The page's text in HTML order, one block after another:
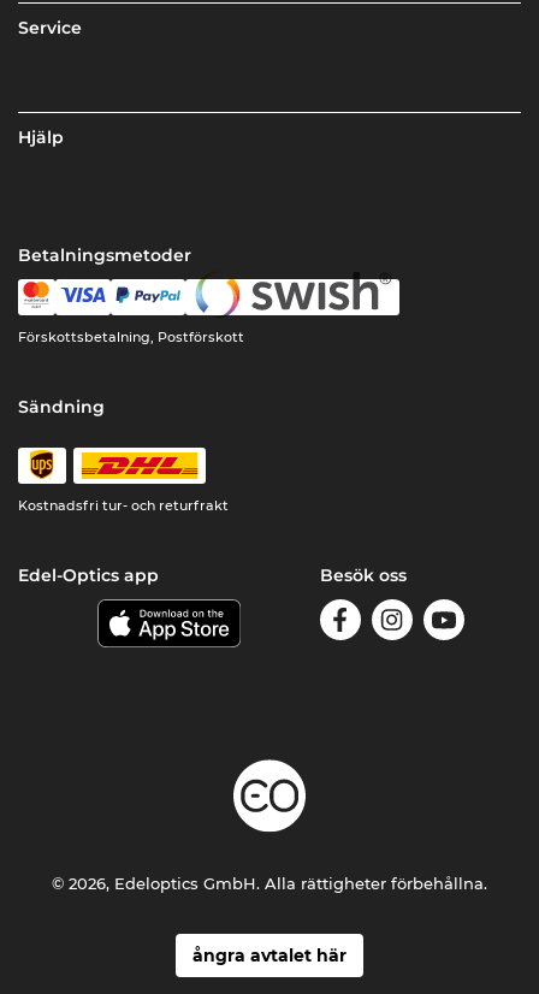
Service
Hjälp
Betalningsmetoder
Förskottsbetalning, Postförskott
Sändning
Kostnadsfri tur- och returfrakt
Edel-Optics app Besök oss
ångra avtalet här
© 2026, Edeloptics GmbH. Alla rättigheter förbehållna.